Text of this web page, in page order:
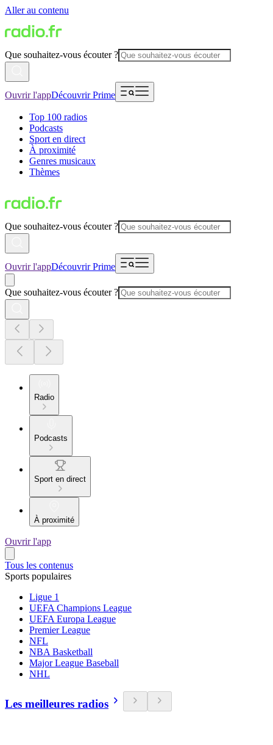
Aller au contenu
Que souhaitez-vous écouter ?
Ouvrir l'appDécouvrir Prime
Top 100 radios
Podcasts
Sport en direct
À proximité
Genres musicaux
Thèmes
Que souhaitez-vous écouter ?
Ouvrir l'appDécouvrir Prime
Que souhaitez-vous écouter ?
Radio
Podcasts
Sport en direct
À proximité
Ouvrir l'app
Tous les contenus
Sports populaires
Ligue 1
UEFA Champions League
UEFA Europa League
Premier League
NFL
NBA Basketball
Major League Baseball
NHL
Les meilleures radios